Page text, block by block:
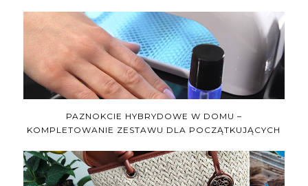
PAZNOKCIE HYBRYDOWE W DOMU –
KOMPLETOWANIE ZESTAWU DLA POCZĄTKUJĄCYCH